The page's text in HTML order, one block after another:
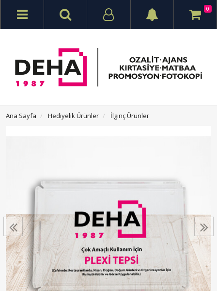
0
Ana Sayfa Hediyelik Ürünler İlginç Ürünler